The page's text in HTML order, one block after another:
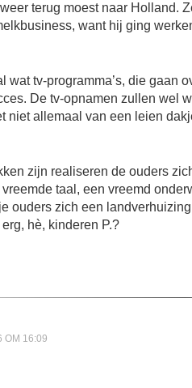
terug moest naar Holland.
want hij ging
wat tv-programma’s, die gaan
De tv-opnamen zullen wel
niet allemaal van een leien
zijn realiseren de ouders
taal, een vreemd
ouders zich een
hè, kinderen P.?
OM 16:09